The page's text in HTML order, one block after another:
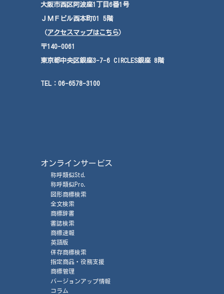
大阪市西区阿波座1 丁目6番1 号
ＪＭＦ ビル西本町01 5階
（アクセスマップはこちら）
〒140-0061
東京都中央区銀座3-7-6 CIRCLES銀座 8階
TEL：06-6578-3100
オンラインサービス
称呼類似Std.
称呼類似Pro.
図形商標検索
全文検索
商標辞書
書誌検索
商標速報
英語版
併存商標検索
指定商品・役務支援
商標管理
バージョンアップ情報
コラム